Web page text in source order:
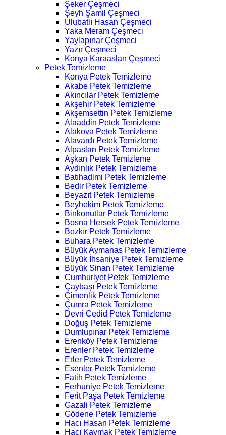
Şeker Çeşmeci
Şeyh Şamil Çeşmeci
Ulubatlı Hasan Çeşmeci
Yaka Meram Çeşmeci
Yaylapınar Çeşmeci
Yazır Çeşmeci
Konya Karaaslan Çeşmeci
Petek Temizleme
Konya Petek Temizleme
Akabe Petek Temizleme
Akıncılar Petek Temizleme
Akşehir Petek Temizleme
Akşemsettin Petek Temizleme
Alaaddin Petek Temizleme
Alakova Petek Temizleme
Alavardı Petek Temizleme
Alpaslan Petek Temizleme
Aşkan Petek Temizleme
Aydınlık Petek Temizleme
Batıhadimi Petek Temizleme
Bedir Petek Temizleme
Beyazıt Petek Temizleme
Beyhekim Petek Temizleme
Binkonutlar Petek Temizleme
Bosna Hersek Petek Temizleme
Bozkır Petek Temizleme
Buhara Petek Temizleme
Büyük Aymanas Petek Temizleme
Büyük İhsaniye Petek Temizleme
Büyük Sinan Petek Temizleme
Cumhuriyet Petek Temizleme
Çaybaşı Petek Temizleme
Çimenlik Petek Temizleme
Çumra Petek Temizleme
Devri Cedid Petek Temizleme
Doğuş Petek Temizleme
Dumlupınar Petek Temizleme
Erenköy Petek Temizleme
Erenler Petek Temizleme
Erler Petek Temizleme
Esenler Petek Temizleme
Fatih Petek Temizleme
Ferhuniye Petek Temizleme
Ferit Paşa Petek Temizleme
Gazali Petek Temizleme
Gödene Petek Temizleme
Hacı Hasan Petek Temizleme
Hacı Kaymak Petek Temizleme